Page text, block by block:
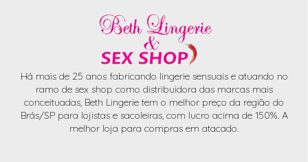
Há mais de 25 anos fabricando lingerie sensuais e atuando no
ramo de sex shop como distribuidora das marcas mais
conceituadas, Beth Lingerie tem o melhor preço da região do
Brás/SP para lojistas e sacoleiras, com lucro acima de 150%. A
melhor loja para compras em atacado.